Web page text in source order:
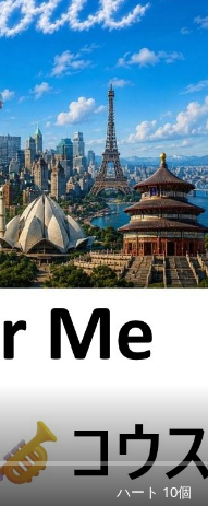
ハート 10個